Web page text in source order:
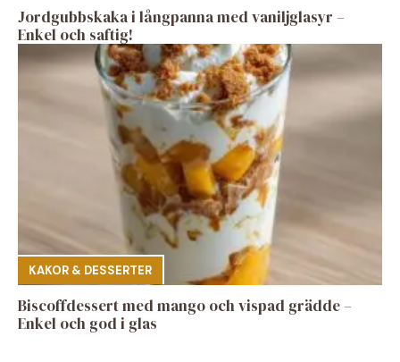
Jordgubbskaka i långpanna med vaniljglasyr –
Enkel och saftig!
KAKOR & DESSERTER
Biscoffdessert med mango och vispad grädde –
Enkel och god i glas